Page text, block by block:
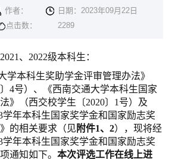
作者：
日期：2023年09月22日
点击数：
2289
、2022级本科生：
学本科生奖助学金评审管理办法》
〕4号）、《西南交通大学本科生国家
》（西交校学生〔2020〕1号）及
学年本科生国家奖学金和国家励志奖
的相关要求（见 附件1、2），现将经
学年本科生国家奖学金和国家励志奖
通知如下。 本次评选工作在线上进